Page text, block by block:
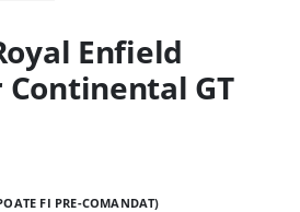
Enfield
GT
FI PRE-COMANDAT)